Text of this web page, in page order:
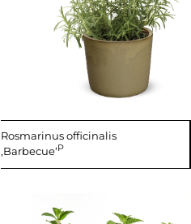
Rosmarinus officinalis
‚Barbecue‘P